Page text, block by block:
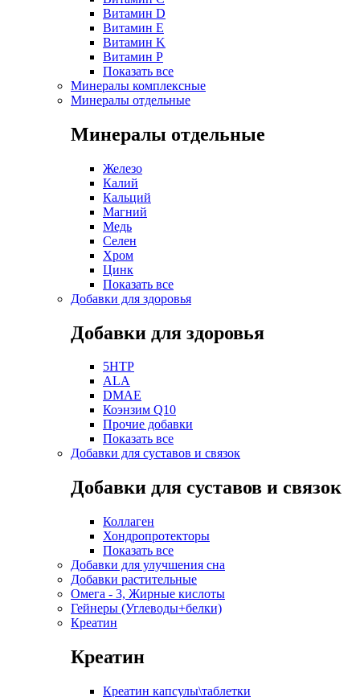
Витамин D
Витамин E
Витамин K
Витамин P
Показать все
Минералы комплексные
Минералы отдельные
Минералы отдельные
Железо
Калий
Кальций
Магний
Медь
Селен
Хром
Цинк
Показать все
Добавки для здоровья
Добавки для здоровья
5HTP
ALA
DMAE
Коэнзим Q10
Прочие добавки
Показать все
Добавки для суставов и связок
Добавки для суставов и связок
Коллаген
Хондропротекторы
Показать все
Добавки для улучшения сна
Добавки растительные
Омега - 3, Жирные кислоты
Гейнеры (Углеводы+белки)
Креатин
Креатин
Креатин капсулы\таблетки